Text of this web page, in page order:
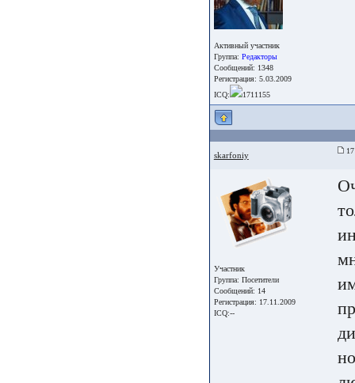
Активный участник
Группа: Редакторы
Сообщений: 1348
Регистрация: 5.03.2009
ICQ:
1711155
skarfoniy 17
Участник
Группа: Посетители
Сообщений: 14
Регистрация: 17.11.2009
ICQ:--